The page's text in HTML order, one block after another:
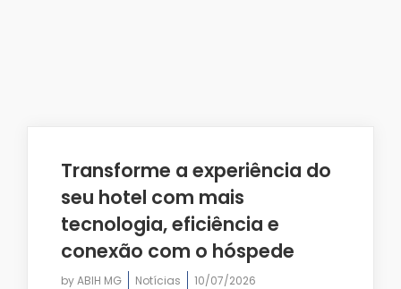
Transforme a experiência do
seu hotel com mais
tecnologia, eficiência e
conexão com o hóspede
byABIH MG Notícias 10/07/2026